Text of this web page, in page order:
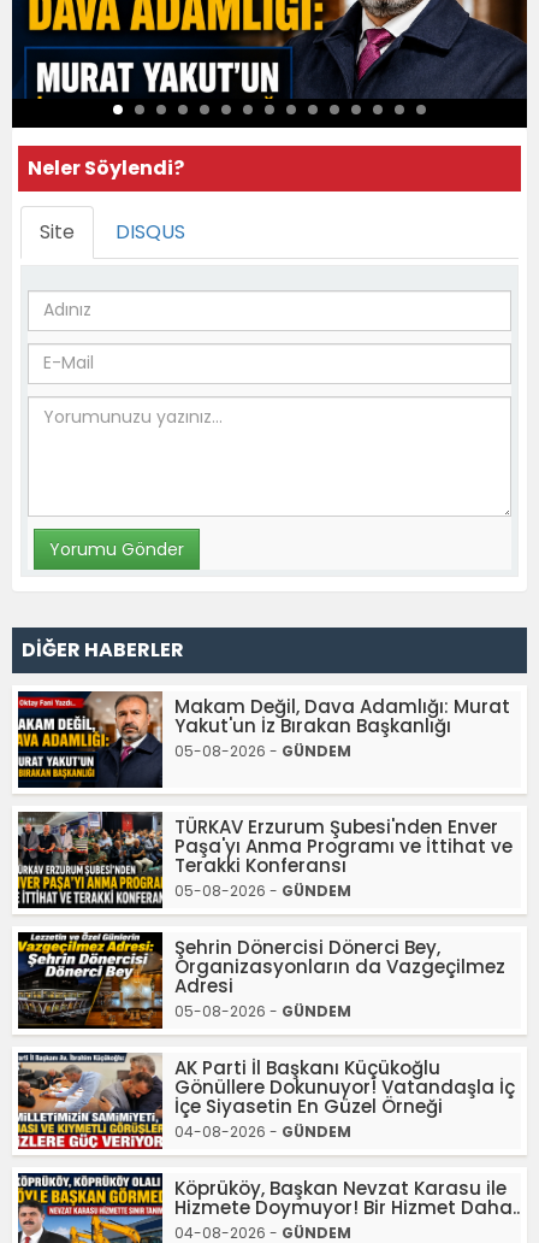
Neler Söylendi?
Site DISQUS
DİĞER HABERLER
Makam Değil, Dava Adamlığı: Murat
Yakut'un İz Bırakan Başkanlığı
05-08-2026 - GÜNDEM
TÜRKAV Erzurum Şubesi'nden Enver
Paşa'yı Anma Programı ve İttihat ve
Terakki Konferansı
05-08-2026 - GÜNDEM
Şehrin Dönercisi Dönerci Bey,
Organizasyonların da Vazgeçilmez
Adresi
05-08-2026 - GÜNDEM
AK Parti İl Başkanı Küçükoğlu
Gönüllere Dokunuyor! Vatandaşla İç
İçe Siyasetin En Güzel Örneği
04-08-2026 - GÜNDEM
Köprüköy, Başkan Nevzat Karasu ile
Hizmete Doymuyor! Bir Hizmet Daha..
04-08-2026 - GÜNDEM